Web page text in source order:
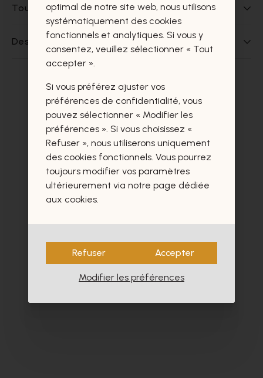
Tout sur ce produit
Des questions sur ce produit?
Ces produits vous intéresseront
certainement aussi.
optimal de notre site web, nous utilisons
systématiquement des cookies
fonctionnels et analytiques. Si vous y
consentez, veuillez sélectionner « Tout
accepter ».
Si vous préférez ajuster vos
préférences de confidentialité, vous
pouvez sélectionner « Modifier les
préférences ». Si vous choisissez «
Refuser », nous utiliserons uniquement
des cookies fonctionnels. Vous pourrez
toujours modifier vos paramètres
ultérieurement via notre page dédiée
aux cookies.
Refuser Accepter
Modifier les préférences